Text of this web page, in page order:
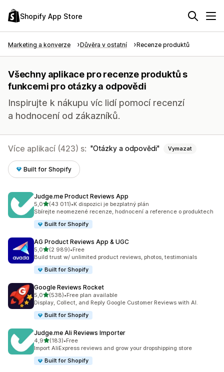
Shopify App Store
Marketing a konverze Důvěra v ostatní Recenze produktů
Všechny aplikace pro recenze produktů s
funkcemi pro otázky a odpovědi
Inspirujte k nákupu víc lidí pomocí recenzí
a hodnocení od zákazníků.
Více aplikací (423) s: Otázky a odpovědi Vymazat
Built for Shopify
Judge.me Product Reviews App
5,0z 5 hvězd
(43 011)
Celkový počet recenzí: 43011
•K dispozici je bezplatný plán
Sbírejte neomezené recenze, hodnocení a reference o produktech
Built for Shopify
AG Product Reviews App & UGC
5,0z 5 hvězd
(2 989)
Celkový počet recenzí: 2989
•Free
Build trust w/ unlimited product reviews, photos, testimonials
Built for Shopify
Google Reviews Rocket
5,0z 5 hvězd
(538)
Celkový počet recenzí: 538
•Free plan available
Display, Collect, and Reply Google Customer Reviews with AI.
Built for Shopify
Judge.me Ali Reviews Importer
4,9z 5 hvězd
(183)
Celkový počet recenzí: 183
•Free
Import AliExpress reviews and grow your dropshipping store
Built for Shopify